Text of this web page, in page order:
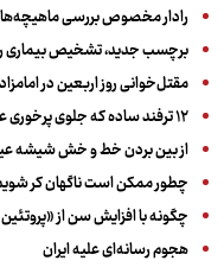
رادار مخصوص بررسی
برچسب جدید، تشخیص بیماری
مقتل‌خوانی روز اربعین در
۱۲ ترفند ساده که جلوی پرخوری عصبی و اضافه ‌وزن را می‌گیرد
از بین بردن خط و خش شیشه
چطور ممکن است ناگهان کر
چگونه با افزایش سن از
هجوم رسانه‌ای علیه ایران